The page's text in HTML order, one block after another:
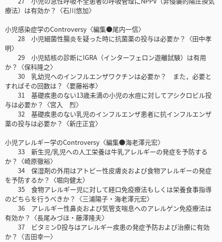
療法）は有効か？〈石川悠加〉
小児感染症学のControversy〈編集●尾内一信〉
28 小児細菌性腸炎を疑った時に抗菌薬の投与は必要か？〈田中孝
明〉
29 小児結核の診断にIGRA（インターフェロン遊離試験）は有用
か？〈保科隆之〉
30 乳幼児へのインフルエンザワクチンは必要か？ また，必要と
すればその回数は？〈要藤裕孝〉
31 基礎疾患のない13歳未満の小児の水痘に対してアシクロビル投
与は必要か？〈宮入 烈〉
32 基礎疾患のない乳児のインフルエンザ患者に抗インフルエンザ
薬の投与は必要か？〈新庄正宜〉
小児アレルギー学のControversy〈編集●海老澤元宏〉
33 新生児/乳児への人工栄養は牛乳アレルギーの発症を予防する
か？〈崎原徹裕〉
34 保湿剤の外用はアトピー性皮膚炎および食物アレルギーの発症
を予防するか？〈堀向健太〉
35 食物アレルギー児に対して経口免疫療法もしくは栄養食事指導
のどちらを行うべきか？〈三浦陽子・海老澤元宏〉
36 アレルギー性鼻炎および気管支喘息へのアレルゲン免疫療法は
有効か？〈長尾みづほ・藤澤隆夫〉
37 ビタミンD投与はアレルギー疾患の発症予防および治療に有効
か？〈吉田幸一〉